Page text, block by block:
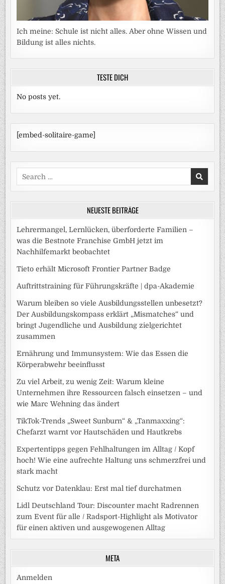
Ich meine: Schule ist nicht alles. Aber ohne Wissen und
Bildung ist alles nichts.
TESTE DICH
No posts yet.
[embed-solitaire-game]
Search
for:
NEUESTE BEITRÄGE
Lehrermangel, Lernlücken, überforderte Familien –
was die Bestnote Franchise GmbH jetzt im
Nachhilfemarkt beobachtet
Tieto erhält Microsoft Frontier Partner Badge
Auftrittstraining für Führungskräfte | dpa-Akademie
Warum bleiben so viele Ausbildungsstellen unbesetzt?
Der Ausbildungskompass erklärt „Mismatches“ und
bringt Jugendliche und Ausbildung zielgerichtet
zusammen
Ernährung und Immunsystem: Wie das Essen die
Körperabwehr beeinflusst
Zu viel Arbeit, zu wenig Zeit: Warum kleine
Unternehmen ihre Ressourcen falsch einsetzen – und
wie Marc Wehning das ändert
TikTok-Trends „Sweet Sunburn“ & „Tanmaxxing“:
Chefarzt warnt vor Hautschäden und Hautkrebs
Expertentipps gegen Fehlhaltungen im Alltag / Kopf
hoch! Wie eine aufrechte Haltung uns schmerzfrei und
stark macht
Schutz vor Datenklau: Erst mal tief durchatmen
Lidl Deutschland Tour: Discounter macht Radrennen
zum Event für alle / Radsport-Highlight als Motivator
für einen aktiven und ausgewogenen Alltag
META
Anmelden